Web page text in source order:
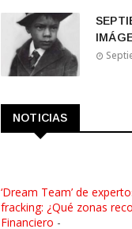
NOTICIAS
‘Dream Team’ de
fracking: ¿Qué zonas
Financiero -